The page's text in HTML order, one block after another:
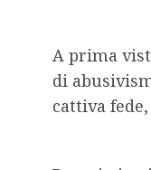
A prima
di
cattiva